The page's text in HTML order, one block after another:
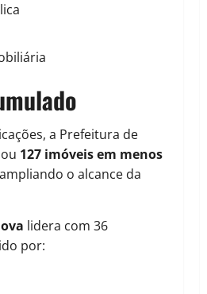
a Prefeitura de
127 imóveis em menos
o alcance da
lidera com 36
por: